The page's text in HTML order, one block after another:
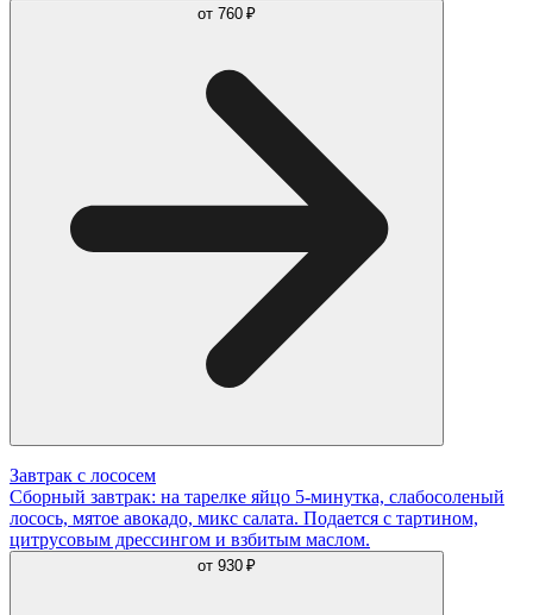
от 760 ₽
Завтрак с лососем
Сборный завтрак: на тарелке яйцо 5-минутка, слабосоленый
лосось, мятое авокадо, микс салата. Подается с тартином,
цитрусовым дрессингом и взбитым маслом.
от 930 ₽